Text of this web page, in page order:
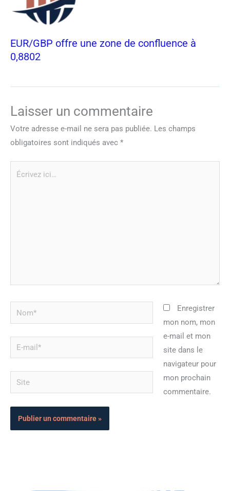
EUR/GBP offre une zone de confluence à
0,8802
Laisser un commentaire
Votre adresse e-mail ne sera pas publiée. Les champs
obligatoires sont indiqués avec *
Nom*
mail*
Site
Enregistrer
mon nom, mon
e-mail et mon
site dans le
navigateur pour
mon prochain
commentaire.